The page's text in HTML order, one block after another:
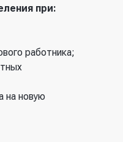
при:
работника;
на новую